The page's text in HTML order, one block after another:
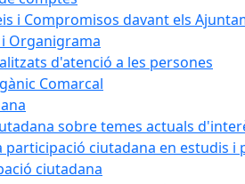
i Compromisos davant els
i Organigrama
d'atenció a les persones
Comarcal
sobre temes actuals
participació ciutadana en estudis i
ciutadana